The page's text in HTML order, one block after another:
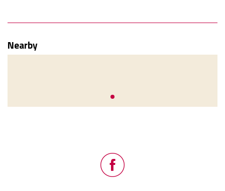
Nearby